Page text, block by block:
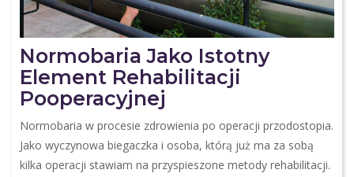
Normobaria Jako Istotny
Element Rehabilitacji
Pooperacyjnej
Normobaria w procesie zdrowienia po operacji przodostopia.
Jako wyczynowa biegaczka i osoba, którą już ma za sobą
kilka operacji stawiam na przyspieszone metody rehabilitacji.